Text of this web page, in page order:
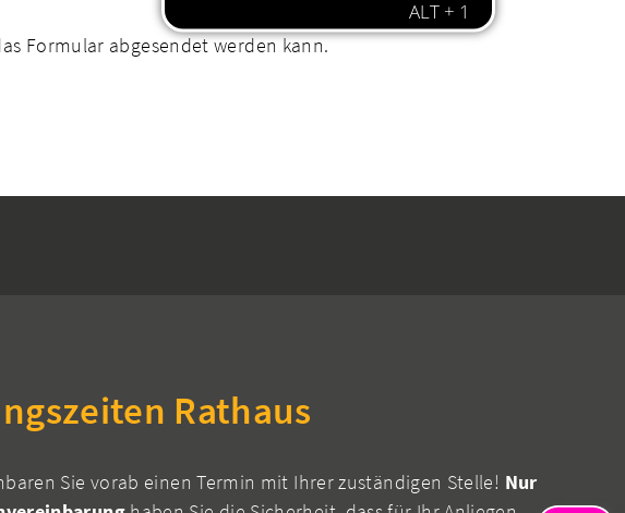
Formular abgesendet werden kann.
Rathaus
Sie vorab einen Termin mit Ihrer zuständigen Stelle! Nur